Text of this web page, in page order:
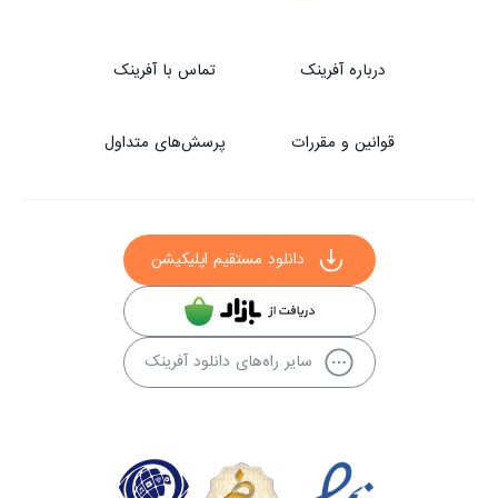
درباره آفرینک تماس با آفرینک
قوانین و مقررات پرسش‌های متداول
دانلود مستقیم اپلیکیشن
سایر راه‌های دانلود آفرینک